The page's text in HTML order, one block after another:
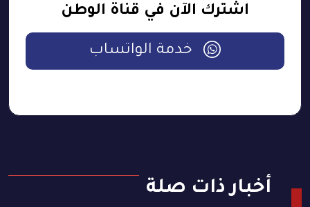
اشترك الآن في قناة الوطن
خدمة الواتساب
أخبار ذات صلة